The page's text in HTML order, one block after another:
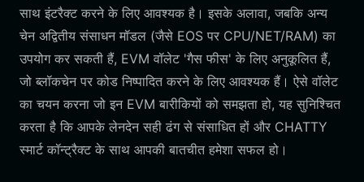
साथ इंटरैक्ट करने के लिए आवश्यक है। इसके अलावा, जबकि अन्य
चेन अद्वितीय संसाधन मॉडल (जैसे EOS पर CPU/NET/RAM) का
उपयोग कर सकती हैं, EVM वॉलेट 'गैस फीस' के लिए अनुकूलित हैं,
जो ब्लॉकचेन पर कोड निष्पादित करने के लिए आवश्यक हैं। ऐसे वॉलेट
का चयन करना जो इन EVM बारीकियों को समझता हो, यह सुनिश्चित
करता है कि आपके लेनदेन सही ढंग से संसाधित हों और CHATTY
स्मार्ट कॉन्ट्रैक्ट के साथ आपकी बातचीत हमेशा सफल हो।